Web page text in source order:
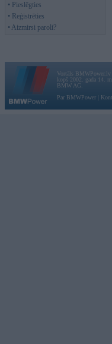
• Pieslēgties
• Reģistrēties
• Aizmirsi paroli?
Vortāls BMWPower.lv
kopš 2002. gada 14.
BMW AG.
Par BMWPower